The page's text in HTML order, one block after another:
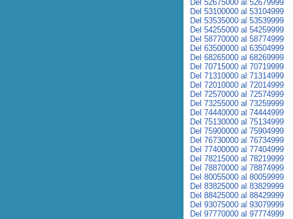
Del 52675000 al 52679999
Del 53100000 al 53104999
Del 53535000 al 53539999
Del 54255000 al 54259999
Del 58770000 al 58774999
Del 63500000 al 63504999
Del 68265000 al 68269999
Del 70715000 al 70719999
Del 71310000 al 71314999
Del 72010000 al 72014999
Del 72570000 al 72574999
Del 73255000 al 73259999
Del 74440000 al 74444999
Del 75130000 al 75134999
Del 75900000 al 75904999
Del 76730000 al 76734999
Del 77400000 al 77404999
Del 78215000 al 78219999
Del 78870000 al 78874999
Del 80055000 al 80059999
Del 83825000 al 83829999
Del 88425000 al 88429999
Del 93075000 al 93079999
Del 97770000 al 97774999